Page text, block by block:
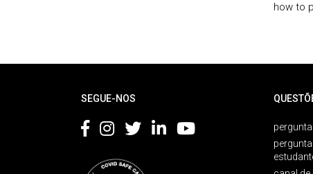
how to
SEGUE-NOS